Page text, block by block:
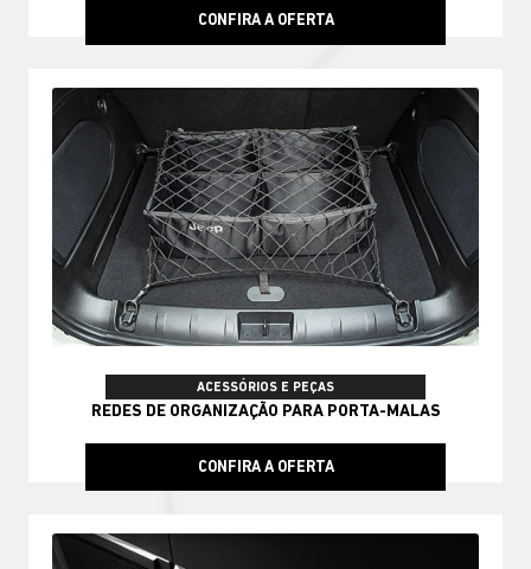
CONFIRA A OFERTA
ACESSÓRIOS E PEÇAS
REDES DE ORGANIZAÇÃO PARA PORTA-MALAS
CONFIRA A OFERTA